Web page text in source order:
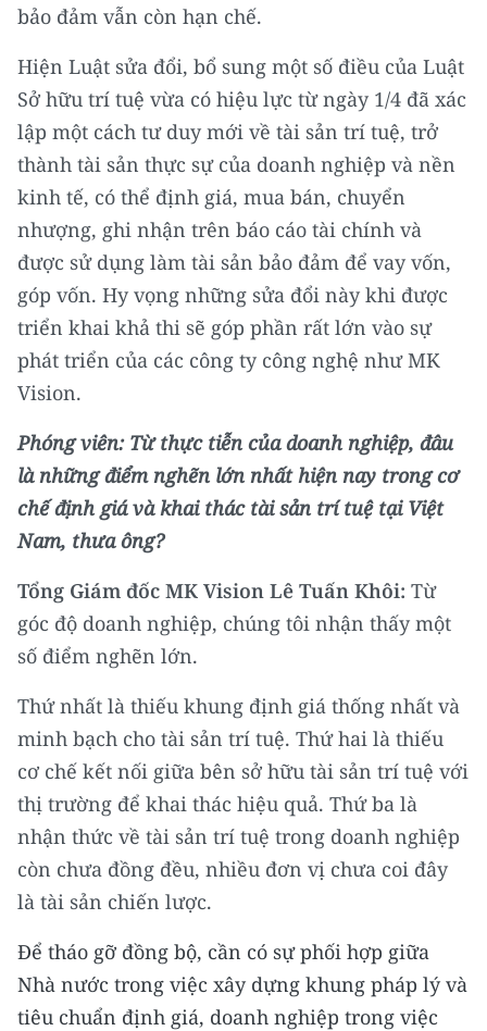
bảo đảm vẫn còn hạn chế.
Hiện Luật sửa đổi, bổ sung một số điều của Luật
Sở hữu trí tuệ vừa có hiệu lực từ ngày 1/4 đã xác
lập một cách tư duy mới về tài sản trí tuệ, trở
thành tài sản thực sự của doanh nghiệp và nền
kinh tế, có thể định giá, mua bán, chuyển
nhượng, ghi nhận trên báo cáo tài chính và
được sử dụng làm tài sản bảo đảm để vay vốn,
góp vốn. Hy vọng những sửa đổi này khi được
triển khai khả thi sẽ góp phần rất lớn vào sự
phát triển của các công ty công nghệ như MK
Vision.
Phóng viên: Từ thực tiễn của doanh nghiệp, đâu
là những điểm nghẽn lớn nhất hiện nay trong cơ
chế định giá và khai thác tài sản trí tuệ tại Việt
Nam, thưa ông?
Tổng Giám đốc MK Vision Lê Tuấn Khôi: Từ
góc độ doanh nghiệp, chúng tôi nhận thấy một
số điểm nghẽn lớn.
Thứ nhất là thiếu khung định giá thống nhất và
minh bạch cho tài sản trí tuệ. Thứ hai là thiếu
cơ chế kết nối giữa bên sở hữu tài sản trí tuệ với
thị trường để khai thác hiệu quả. Thứ ba là
nhận thức về tài sản trí tuệ trong doanh nghiệp
còn chưa đồng đều, nhiều đơn vị chưa coi đây
là tài sản chiến lược.
Để tháo gỡ đồng bộ, cần có sự phối hợp giữa
Nhà nước trong việc xây dựng khung pháp lý và
tiêu chuẩn định giá, doanh nghiệp trong việc